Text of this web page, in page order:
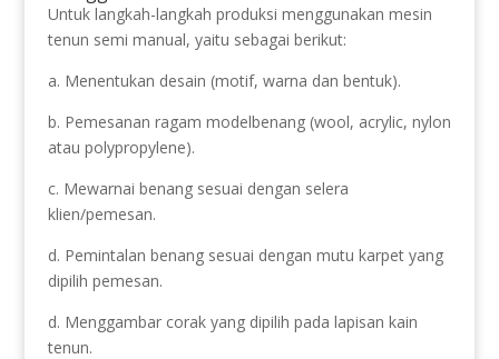
Untuk langkah-langkah produksi menggunakan mesin
tenun semi manual, yaitu sebagai berikut:
a. Menentukan desain (motif, warna dan bentuk).
b. Pemesanan ragam modelbenang (wool, acrylic, nylon
atau polypropylene).
c. Mewarnai benang sesuai dengan selera
klien/pemesan.
d. Pemintalan benang sesuai dengan mutu karpet yang
dipilih pemesan.
d. Menggambar corak yang dipilih pada lapisan kain
tenun.